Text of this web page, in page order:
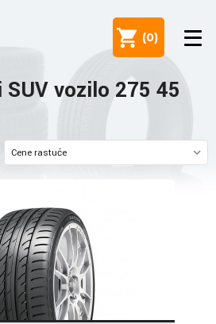
(0)
SUV vozilo 275 45